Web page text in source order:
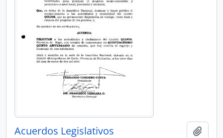
Acuerdos Legislativos